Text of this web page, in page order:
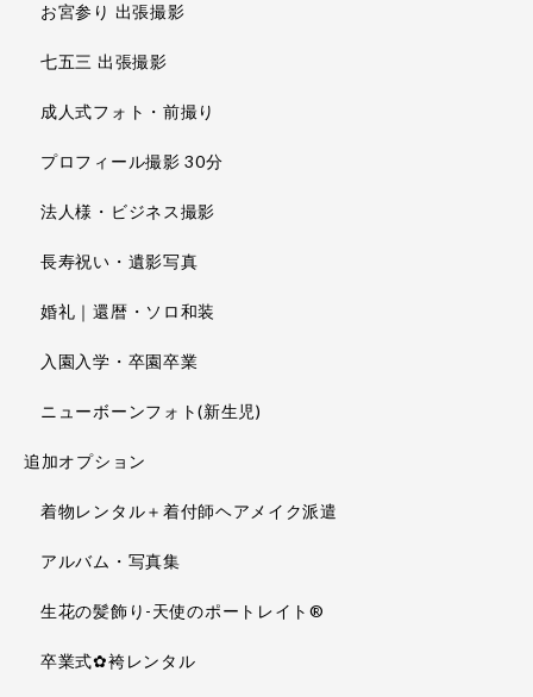
お宮参り 出張撮影
七五三 出張撮影
成人式フォト・前撮り
プロフィール撮影 30分
法人様・ビジネス撮影
長寿祝い・遺影写真
婚礼｜還暦・ソロ和装
入園入学・卒園卒業
ニューボーンフォト(新生児)
追加オプション
着物レンタル＋着付師ヘアメイク派遣
アルバム・写真集
生花の髪飾り-天使のポートレイト®
卒業式✿袴レンタル